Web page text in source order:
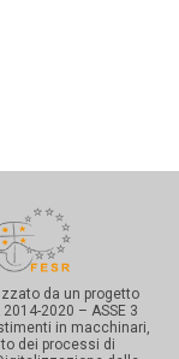
da un progetto
2020 – ASSE 3
in macchinari,
dei processi di